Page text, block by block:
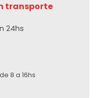
transporte
24hs
8 a 16hs